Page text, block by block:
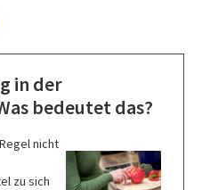
in der
bedeutet das?
nicht
zu sich